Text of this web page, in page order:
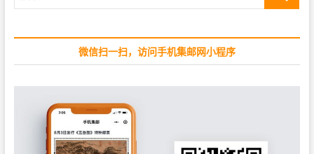
s
:
:
微信扫一扫，访问手机集邮网小程序